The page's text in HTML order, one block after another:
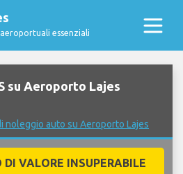
essenziali
su Aeroporto Lajes
noleggio auto su Aeroporto Lajes
VALORE INSUPERABILE